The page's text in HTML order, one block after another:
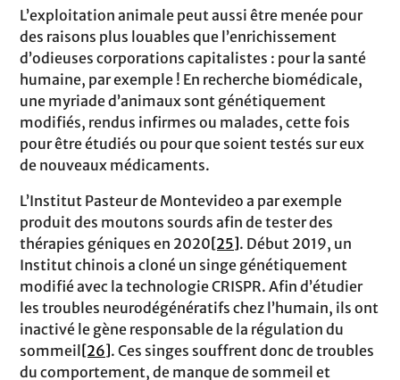
L’exploitation animale peut aussi être menée pour
des raisons plus louables que l’enrichissement
d’odieuses corporations capitalistes : pour la santé
humaine, par exemple ! En recherche biomédicale,
une myriade d’animaux sont génétiquement
modifiés, rendus infirmes ou malades, cette fois
pour être étudiés ou pour que soient testés sur eux
de nouveaux médicaments.
L’Institut Pasteur de Montevideo a par exemple
produit des moutons sourds afin de tester des
thérapies géniques en 2020[25]. Début 2019, un
Institut chinois a cloné un singe génétiquement
modifié avec la technologie CRISPR. Afin d’étudier
les troubles neurodégénératifs chez l’humain, ils ont
inactivé le gène responsable de la régulation du
sommeil[26]. Ces singes souffrent donc de troubles
du comportement, de manque de sommeil et